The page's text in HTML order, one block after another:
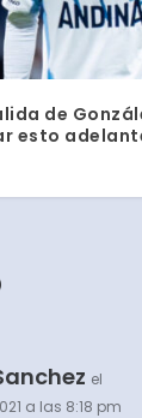
de
esto
el
a las 8:18 pm